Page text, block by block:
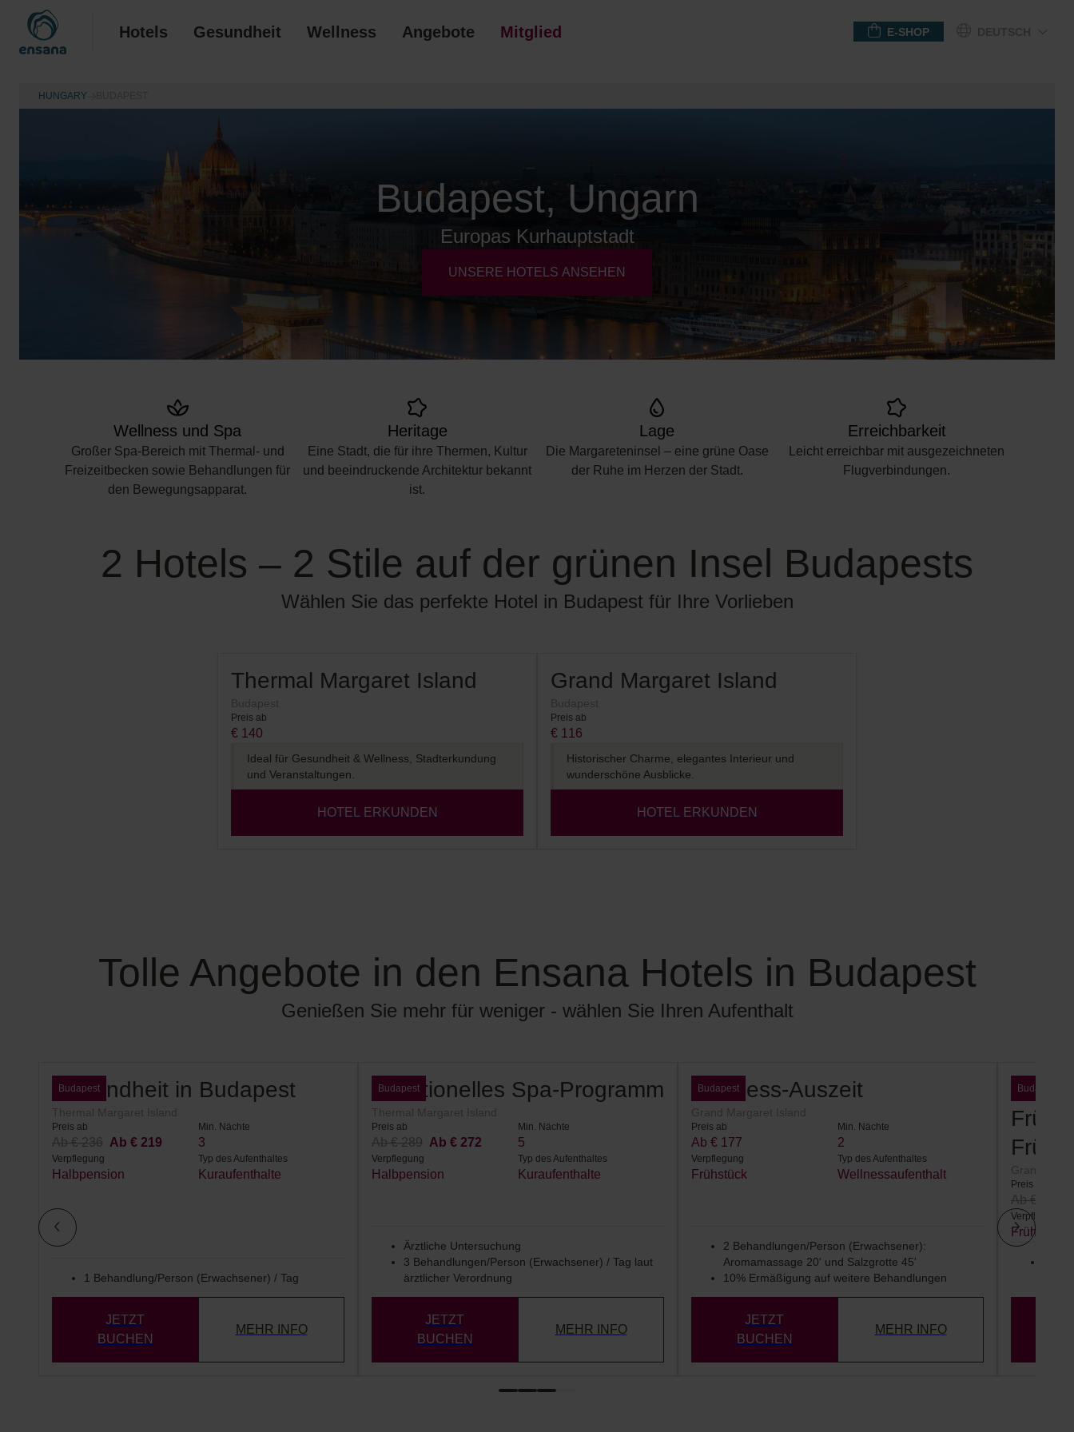
Hotels Gesundheit Wellness Angebote Mitgliedschaft E-SHOP
HUNGARY
Budapest, Ungarn
Europas Kurhauptstadt
UNSERE HOTELS ANSEHEN
Wellness und Spa
Großer Spa-Bereich mit Thermal- und
Freizeitbecken sowie Behandlungen für
den Bewegungsapparat.
Heritage
Eine Stadt, die für ihre Thermen, Kultur
und beeindruckende Architektur bekannt
ist.
Lage
Die Margareteninsel – eine grüne Oase
der Ruhe im Herzen der Stadt.
Erreichbarkeit
Leicht erreichbar mit ausgezeichneten
Flugverbindungen.
2 Hotels – 2 Stile auf der grünen Insel Budapests
Wählen Sie das perfekte Hotel in Budapest für Ihre Vorlieben
Thermal Margaret Island
Budapest
Preis ab
€ 140
Ideal für Gesundheit & Wellness, Stadterkundung
und Veranstaltungen.
HOTEL ERKUNDEN
Grand Margaret Island
Budapest
Preis ab
€ 116
Historischer Charme, elegantes Interieur und
wunderschöne Ausblicke.
HOTEL ERKUNDEN
Tolle Angebote in den Ensana Hotels in Budapest
Genießen Sie mehr für weniger - wählen Sie Ihren Aufenthalt
Budapest
Gesundheit in Budapest
Thermal Margaret Island
Preis ab
Ab € 236 Ab € 219
Min. Nächte
3
Verpflegung
Halbpension
Typ des Aufenthaltes
Kuraufenthalte
1 Behandlung/Person (Erwachsener) / Tag
JETZT
BUCHEN
MEHR INFO
Budapest
Traditionelles Spa-Programm
Thermal Margaret Island
Preis ab
Ab € 289 Ab € 272
Min. Nächte
5
Verpflegung
Halbpension
Typ des Aufenthaltes
Kuraufenthalte
Ärztliche Untersuchung
3 Behandlungen/Person (Erwachsener) / Tag laut
ärztlicher Verordnung
JETZT
BUCHEN
MEHR INFO
Budapest
Wellness-Auszeit
Grand Margaret Island
Preis ab
Ab € 177
Min. Nächte
2
Verpflegung
Frühstück
Typ des Aufenthaltes
Wellnessaufenthalt
2 Behandlungen/Person (Erwachsener):
Aromamassage 20' und Salzgrotte 45'
10% Ermäßigung auf weitere Behandlungen
JETZT
BUCHEN
MEHR INFO
Budapest
Grand
Preis ab
Ab € 150
Verpflegung
Frühstück